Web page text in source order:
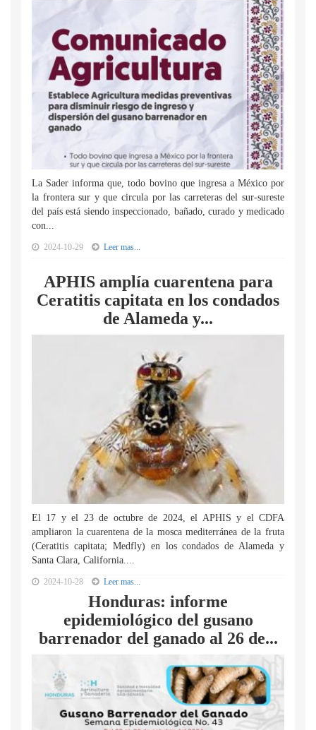
La Sader informa que, todo bovino que ingresa a México por
la frontera sur y que circula por las carreteras del sur-sureste
del país está siendo inspeccionado, bañado, curado y medicado
con...
2024-10-29 Leer mas...
APHIS amplía cuarentena para
Ceratitis capitata en los condados
de Alameda y...
El 17 y el 23 de octubre de 2024, el APHIS y el CDFA
ampliaron la cuarentena de la mosca mediterránea de la fruta
(Ceratitis capitata; Medfly) en los condados de Alameda y
Santa Clara, California....
2024-10-28 Leer mas...
Honduras: informe
epidemiológico del gusano
barrenador del ganado al 26 de...